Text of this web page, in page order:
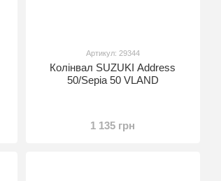
Артикул: 29344
Колінвал SUZUKI Address
50/Sepia 50 VLAND
1 135 грн